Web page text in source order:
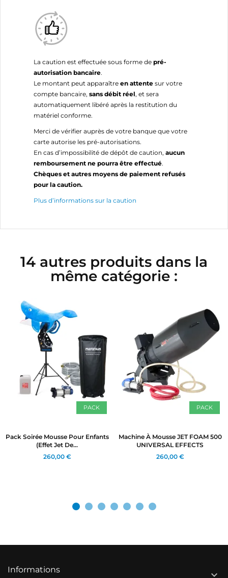
La caution est effectuée sous forme de pré-
autorisation bancaire.
Le montant peut apparaître en attente sur votre
compte bancaire, sans débit réel, et sera
automatiquement libéré après la restitution du
matériel conforme.
Merci de vérifier auprès de votre banque que votre
carte autorise les pré-autorisations.
En cas d’impossibilité de dépôt de caution, aucun
remboursement ne pourra être effectué.
Chèques et autres moyens de paiement refusés
pour la caution.
Plus d’informations sur la caution
14 autres produits dans la
même catégorie :
PACK
Pack Soirée Mousse Pour Enfants
(effet Jet De...
260,00 €
PACK
Machine À Mousse JET FOAM 500
UNIVERSAL EFFECTS
260,00 €
Informations 